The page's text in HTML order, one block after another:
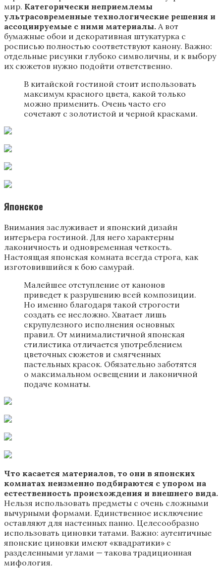
мир. Категорически неприемлемы
ультрасовременные технологические решения и
ассоциируемые с ними материалы. А вот
бумажные обои и декоративная штукатурка с
росписью полностью соответствуют канону. Важно:
отдельные рисунки глубоко символичны, и к выбору
их сюжетов нужно подойти ответственно.
В китайской гостиной стоит использовать
максимум красного цвета, какой только
можно применить. Очень часто его
сочетают с золотистой и черной красками.
Японское
Внимания заслуживает и японский дизайн
интерьера гостиной. Для него характерны
лаконичность и одновременная четкость.
Настоящая японская комната всегда строга, как
изготовившийся к бою самурай.
Малейшее отступление от канонов
приведет к разрушению всей композиции.
Но именно благодаря такой строгости
создать ее несложно. Хватает лишь
скрупулезного исполнения основных
правил. От минималистичной японская
стилистика отличается употреблением
цветочных сюжетов и смягченных
пастельных красок. Обязательно заботятся
о максимальном освещении и лаконичной
подаче комнаты.
Что касается материалов, то они в японских
комнатах неизменно подбираются с упором на
естественность происхождения и внешнего вида.
Нельзя использовать предметы с очень сложными
вычурными формами. Единственное исключение
оставляют для настенных панно. Целесообразно
использовать циновки татами. Важно: аутентичные
японские циновки имеют «квадратики» с
разделенными углами — такова традиционная
мифология.